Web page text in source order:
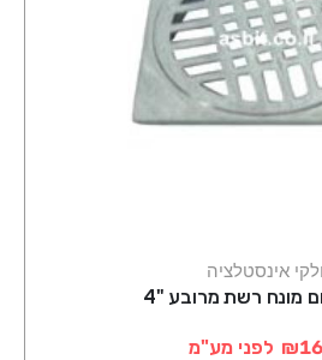
אינסטלציה
מונח רשת מרובע "4
לפני מע"מ